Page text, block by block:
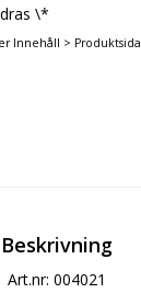
\*
Innehåll > Produktsida
Beskrivning
Art.nr: 004021